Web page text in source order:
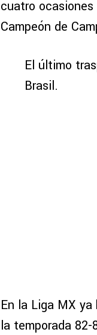
cuatro ocasiones
Campeón de
El último
Brasil.
En la Liga MX
la temporada